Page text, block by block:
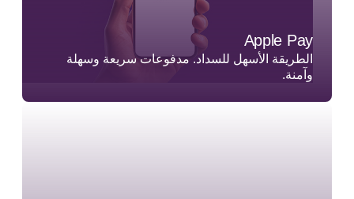
Apple Pay
الطريقة الأسهل للسداد. مدفوعات سريعة وسهلة
وآمنة.